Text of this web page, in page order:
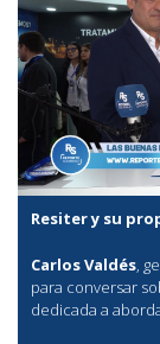
Resiter y su
Carlos Valdés,
para conversar
dedicada a